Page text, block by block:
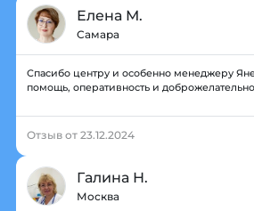
Елена М.
Самара
Спасибо центру и особенно менеджеру
помощь, оперативность и
Отзыв от 23.12.2024
Галина Н.
Москва